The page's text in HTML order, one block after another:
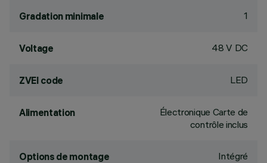
Gradation minimale 1
Voltage 48 V DC
ZVEI code LED
Alimentation
Électronique Carte de
contrôle inclus
Options de montage Intégré